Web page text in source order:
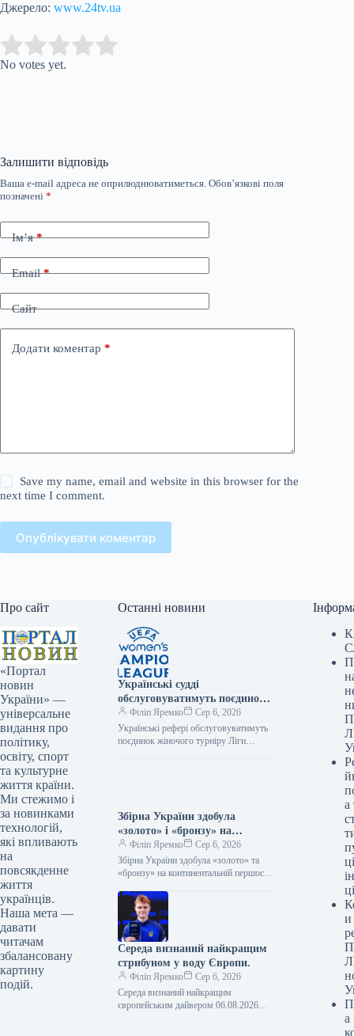
Джерело: www.24tv.ua
Rate this item:
No votes yet.
Залишити відповідь
Ваша e-mail адреса не оприлюднюватиметься. Обов’язкові поля
позначені *
Ім’я*
Email*
Сайт
Додати коментар *
Save my name, email and website in this browser for the
next time I comment.
Опублікувати коментар
Про сайт
«Портал
новин
України» —
універсальне
видання про
політику,
освіту, спорт
та культурне
життя країни.
Ми стежимо і
за новинками
технологій,
які впливають
на
повсякденне
життя
українців.
Наша мета —
давати
читачам
збалансовану
картину
подій.
Останні новини
Українські судді
обслуговуватимуть поєдинок
жіночої Ліги чемпіонів
Філіп Яремко
Сер 6, 2026
Українські рефері обслуговуватимуть
поєдинок жіночого турніру Ліги
Збірна України здобула
«золото» і «бронзу» на
континентальній першості з
хейболу
Філіп Яремко
Сер 6, 2026
Збірна України здобула «золото» та
«бронзу» на континентальній першості
У польському місті Кельце завершився
чемпіонат…
Середа визнаний найкращим
стрибуном у воду Європи.
Філіп Яремко
Сер 6, 2026
Середа визнаний найкращим
європейським дайвером 06.08.2026
Л
а
ці
и
а